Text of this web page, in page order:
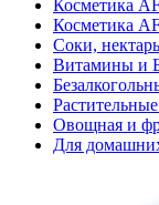
Косметика
Косметика
Соки,
Витамины и
Овощная и
Для